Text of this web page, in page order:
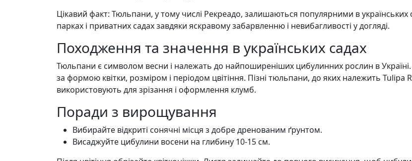
Цікавий факт: Тюльпани, у тому числі Рекреадо, залишаються популярними в українських
парках і приватних садах завдяки яскравому забарвленню і невибагливості у догляді.
Походження та значення в українських садах
Тюльпани є символом весни і належать до найпоширеніших цибулинних рослин в Україні.
за формою квітки, розміром і періодом цвітіння. Пізні тюльпани, до яких належить Tulipa
використовують для зрізання і оформлення клумб.
Поради з вирощування
Вибирайте відкриті сонячні місця з добре дренованим ґрунтом.
Висаджуйте цибулини восени на глибину 10-15 см.